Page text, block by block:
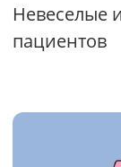
Невеселые
пациентов